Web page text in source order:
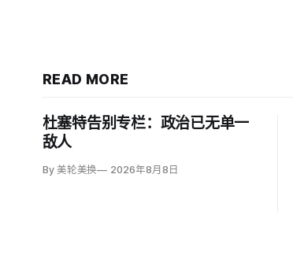
READ MORE
杜塞特告别专栏：政治已无单一
敌人
By 美轮美换 2026年8月8日